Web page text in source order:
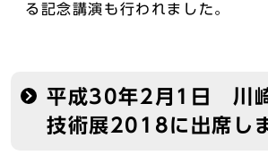
る記念講演も行われました。
平成30年2月1日 川
技術展2018に出席し